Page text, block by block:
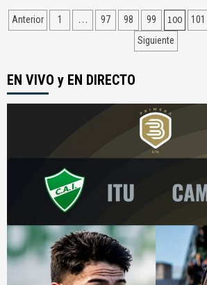
Navegación
Anterior 1 … 97 98 99 100 101
Siguiente
EN VIVO y EN DIRECTO